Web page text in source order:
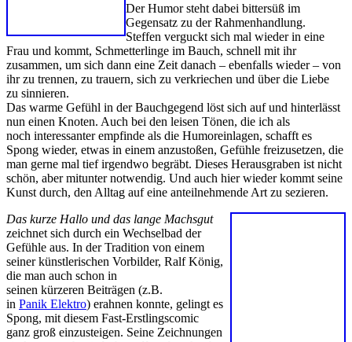
Der Humor steht dabei bittersüß im
Gegensatz zu der Rahmenhandlung.
Steffen verguckt sich mal wieder in eine
Frau und kommt, Schmetterlinge im Bauch, schnell mit ihr
zusammen, um sich dann eine Zeit danach – ebenfalls wieder – von
ihr zu trennen, zu trauern, sich zu verkriechen und über die Liebe
zu sinnieren.
Das warme Gefühl in der Bauchgegend löst sich auf und hinterlässt
nun einen Knoten. Auch bei den leisen Tönen, die ich als
noch interessanter empfinde als die Humoreinlagen, schafft es
Spong wieder, etwas in einem anzustoßen, Gefühle freizusetzen, die
man gerne mal tief irgendwo begräbt. Dieses Herausgraben ist nicht
schön, aber mitunter notwendig. Und auch hier wieder kommt seine
Kunst durch, den Alltag auf eine anteilnehmende Art zu sezieren.
Das kurze Hallo und das lange Machsgut
zeichnet sich durch ein Wechselbad der
Gefühle aus. In der Tradition von einem
seiner künstlerischen Vorbilder, Ralf König,
die man auch schon in
seinen kürzeren Beiträgen (z.B.
in Panik Elektro) erahnen konnte, gelingt es
Spong, mit diesem Fast-Erstlingscomic
ganz groß einzusteigen. Seine Zeichnungen